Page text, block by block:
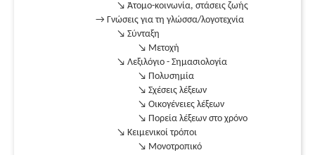
↘ Άτομο-κοινωνία, στάσεις ζωής
→ Γνώσεις για τη γλώσσα/λογοτεχνία
↘ Σύνταξη
↘ Μετοχή
↘ Λεξιλόγιο - Σημασιολογία
↘ Πολυσημία
↘ Σχέσεις λέξεων
↘ Οικογένειες λέξεων
↘ Πορεία λέξεων στο χρόνο
↘ Κειμενικοί τρόποι
↘ Μονοτροπικό